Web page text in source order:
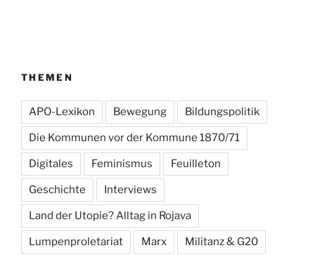
THEMEN
APO-Lexikon Bewegung Bildungspolitik
Die Kommunen vor der Kommune 1870/71
Digitales Feminismus Feuilleton
Geschichte Interviews
Land der Utopie? Alltag in Rojava
Lumpenproletariat Marx Militanz & G20